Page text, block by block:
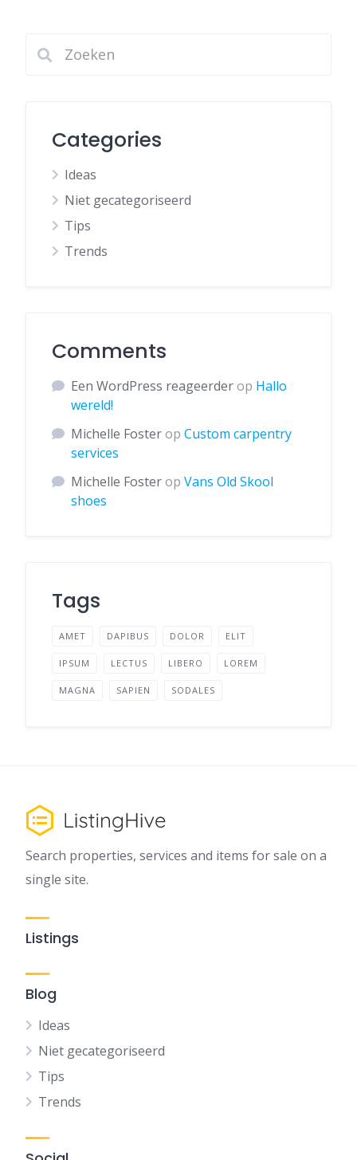
Categories
Ideas
Niet gecategoriseerd
Tips
Trends
Comments
Een WordPress reageerderop Hallo
wereld!
Michelle Fosterop Custom carpentry
services
Michelle Fosterop Vans Old Skool
shoes
Tags
AMET DAPIBUS DOLOR ELIT
IPSUM LECTUS LIBERO LOREM
MAGNA SAPIEN SODALES
Search properties, services and items for sale on a
single site.
Listings
Blog
Ideas
Niet gecategoriseerd
Tips
Trends